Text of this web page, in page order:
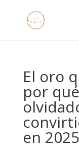
El oro
por
en 2025